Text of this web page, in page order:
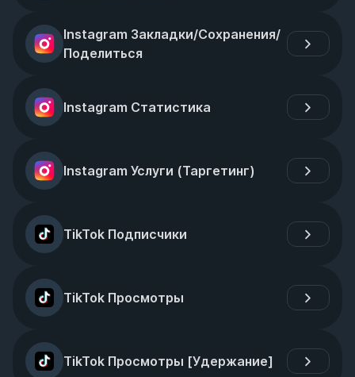
Instagram Закладки/Сохранения/
Поделиться
Instagram Статистика
Instagram Услуги (Таргетинг)
TikTok Подписчики
TikTok Просмотры
TikTok Просмотры [Удержание]